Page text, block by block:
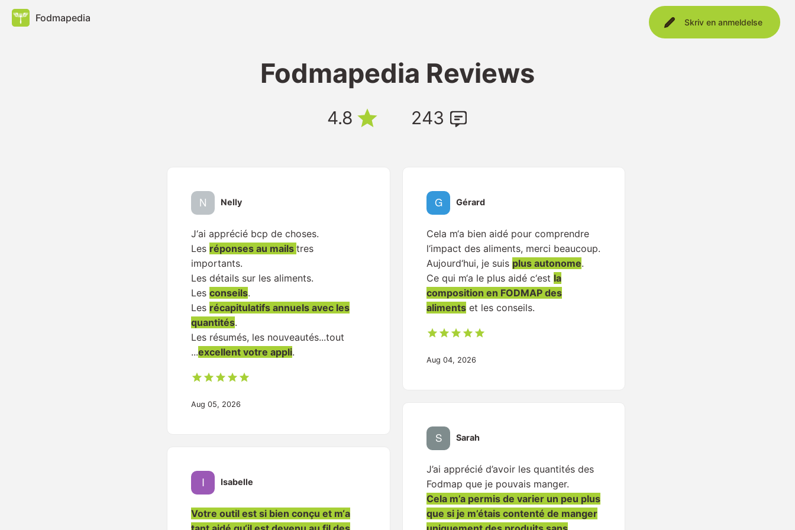
Fodmapedia
Fodmapedia Reviews
4.8 243
Skriv en anmeldelse
Nelly
J‘ai apprécié bcp de choses.
Les réponses au mails tres
importants.
Les détails sur les aliments.
Les conseils.
Les récapitulatifs annuels avec les
quantités.
Les résumés, les nouveautés...tout
...excellent votre appli.
Aug 05, 2026
Isabelle
Votre outil est si bien conçu et m‘a
Gérard
Cela m‘a bien aidé pour comprendre
l‘impact des aliments, merci beaucoup.
Aujourd‘hui, je suis plus autonome.
Ce qui m‘a le plus aidé c‘est la
composition en FODMAP des
alimentset les conseils.
Aug 04, 2026
Sarah
J’ai apprécié d’avoir les quantités des
Fodmap que je pouvais manger.
Cela m’a permis de varier un peu plus
que si je m’étais contenté de manger